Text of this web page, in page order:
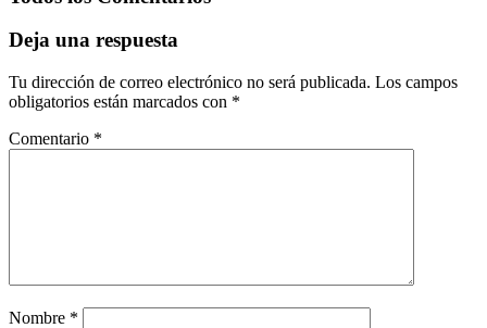
Deja una respuesta
Tu dirección de correo electrónico no será publicada. Los campos
obligatorios están marcados con *
Comentario *
Nombre *